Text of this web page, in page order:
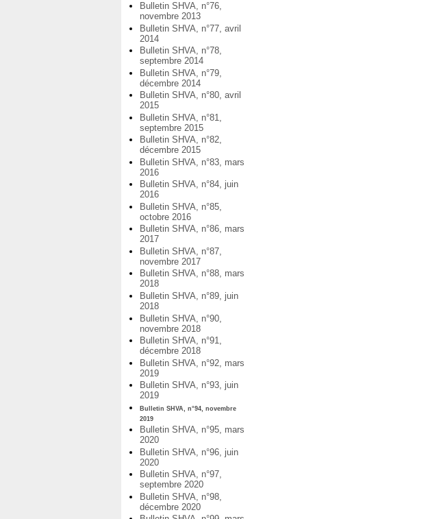
Bulletin SHVA, n°76,
novembre 2013
Bulletin SHVA, n°77, avril
2014
Bulletin SHVA, n°78,
septembre 2014
Bulletin SHVA, n°79,
décembre 2014
Bulletin SHVA, n°80, avril
2015
Bulletin SHVA, n°81,
septembre 2015
Bulletin SHVA, n°82,
décembre 2015
Bulletin SHVA, n°83, mars
2016
Bulletin SHVA, n°84, juin
2016
Bulletin SHVA, n°85,
octobre 2016
Bulletin SHVA, n°86, mars
2017
Bulletin SHVA, n°87,
novembre 2017
Bulletin SHVA, n°88, mars
2018
Bulletin SHVA, n°89, juin
2018
Bulletin SHVA, n°90,
novembre 2018
Bulletin SHVA, n°91,
décembre 2018
Bulletin SHVA, n°92, mars
2019
Bulletin SHVA, n°93, juin
2019
Bulletin SHVA, n°94, novembre
2019
Bulletin SHVA, n°95, mars
2020
Bulletin SHVA, n°96, juin
2020
Bulletin SHVA, n°97,
septembre 2020
Bulletin SHVA, n°98,
décembre 2020